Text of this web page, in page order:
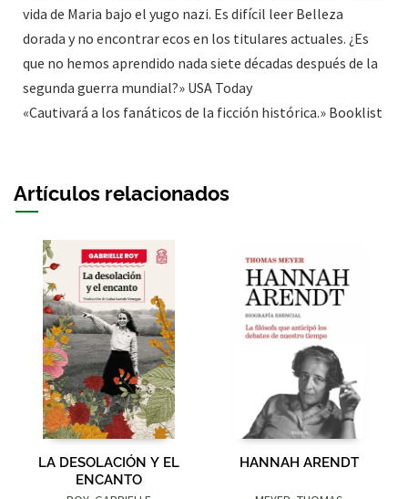
vida de Maria bajo el yugo nazi. Es difícil leer Belleza
dorada y no encontrar ecos en los titulares actuales. ¿Es
que no hemos aprendido nada siete décadas después de la
segunda guerra mundial?» USA Today
«Cautivará a los fanáticos de la ficción histórica.» Booklist
Artículos relacionados
LA DESOLACIÓN Y EL
ENCANTO
HANNAH ARENDT